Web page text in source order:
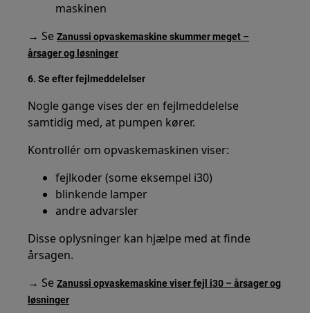
maskinen
→ SeZanussi opvaskemaskine skummer meget –
årsager og løsninger
6. Se efter fejlmeddelelser
Nogle gange vises der en fejlmeddelelse
samtidig med, at pumpen kører.
Kontrollér om opvaskemaskinen viser:
fejlkoder (some eksempel i30)
blinkende lamper
andre advarsler
Disse oplysninger kan hjælpe med at finde
årsagen.
→ SeZanussi opvaskemaskine viser fejl i30 – årsager og
løsninger